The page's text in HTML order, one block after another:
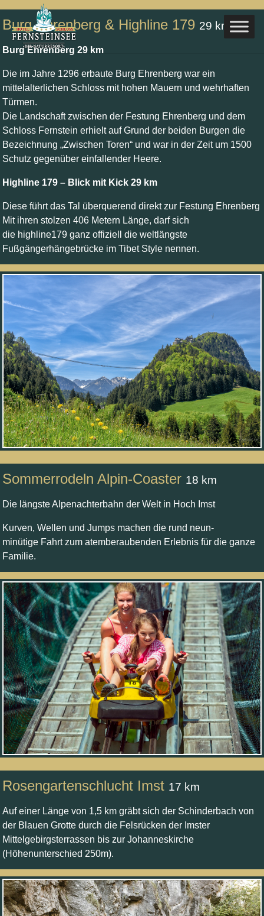
Burg Ehrenberg & Highline 179 29 km
Burg Ehrenberg 29 km
Die im Jahre 1296 erbaute Burg Ehrenberg war ein
mittelalterlichen Schloss mit hohen Mauern und wehrhaften
Türmen.
Die Landschaft zwischen der Festung Ehrenberg und dem
Schloss Fernstein erhielt auf Grund der beiden Burgen die
Bezeichnung „Zwischen Toren“ und war in der Zeit um 1500
Schutz gegenüber einfallender Heere.
Highline 179 – Blick mit Kick 29 km
Diese führt das Tal überquerend direkt zur Festung Ehrenberg
Mit ihren stolzen 406 Metern Länge, darf sich
die highline179 ganz offiziell die weltlängste
Fußgängerhängebrücke im Tibet Style nennen.
Sommerrodeln Alpin-Coaster 18 km
Die längste Alpenachterbahn der Welt in Hoch Imst
Kurven, Wellen und Jumps machen die rund neun-
minütige Fahrt zum atemberaubenden Erlebnis für die ganze
Familie.
Rosengartenschlucht Imst 17 km
Auf einer Länge von 1,5 km gräbt sich der Schinderbach von
der Blauen Grotte durch die Felsrücken der Imster
Mittelgebirgsterrassen bis zur Johanneskirche
(Höhenunterschied 250m).